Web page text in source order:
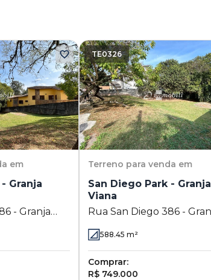
em
Granja
- Granja
TE0326
Terreno para venda em
San Diego Park - Granja
Viana
Rua San Diego 386 -
588.45 m²
Comprar:
R$ 749.000